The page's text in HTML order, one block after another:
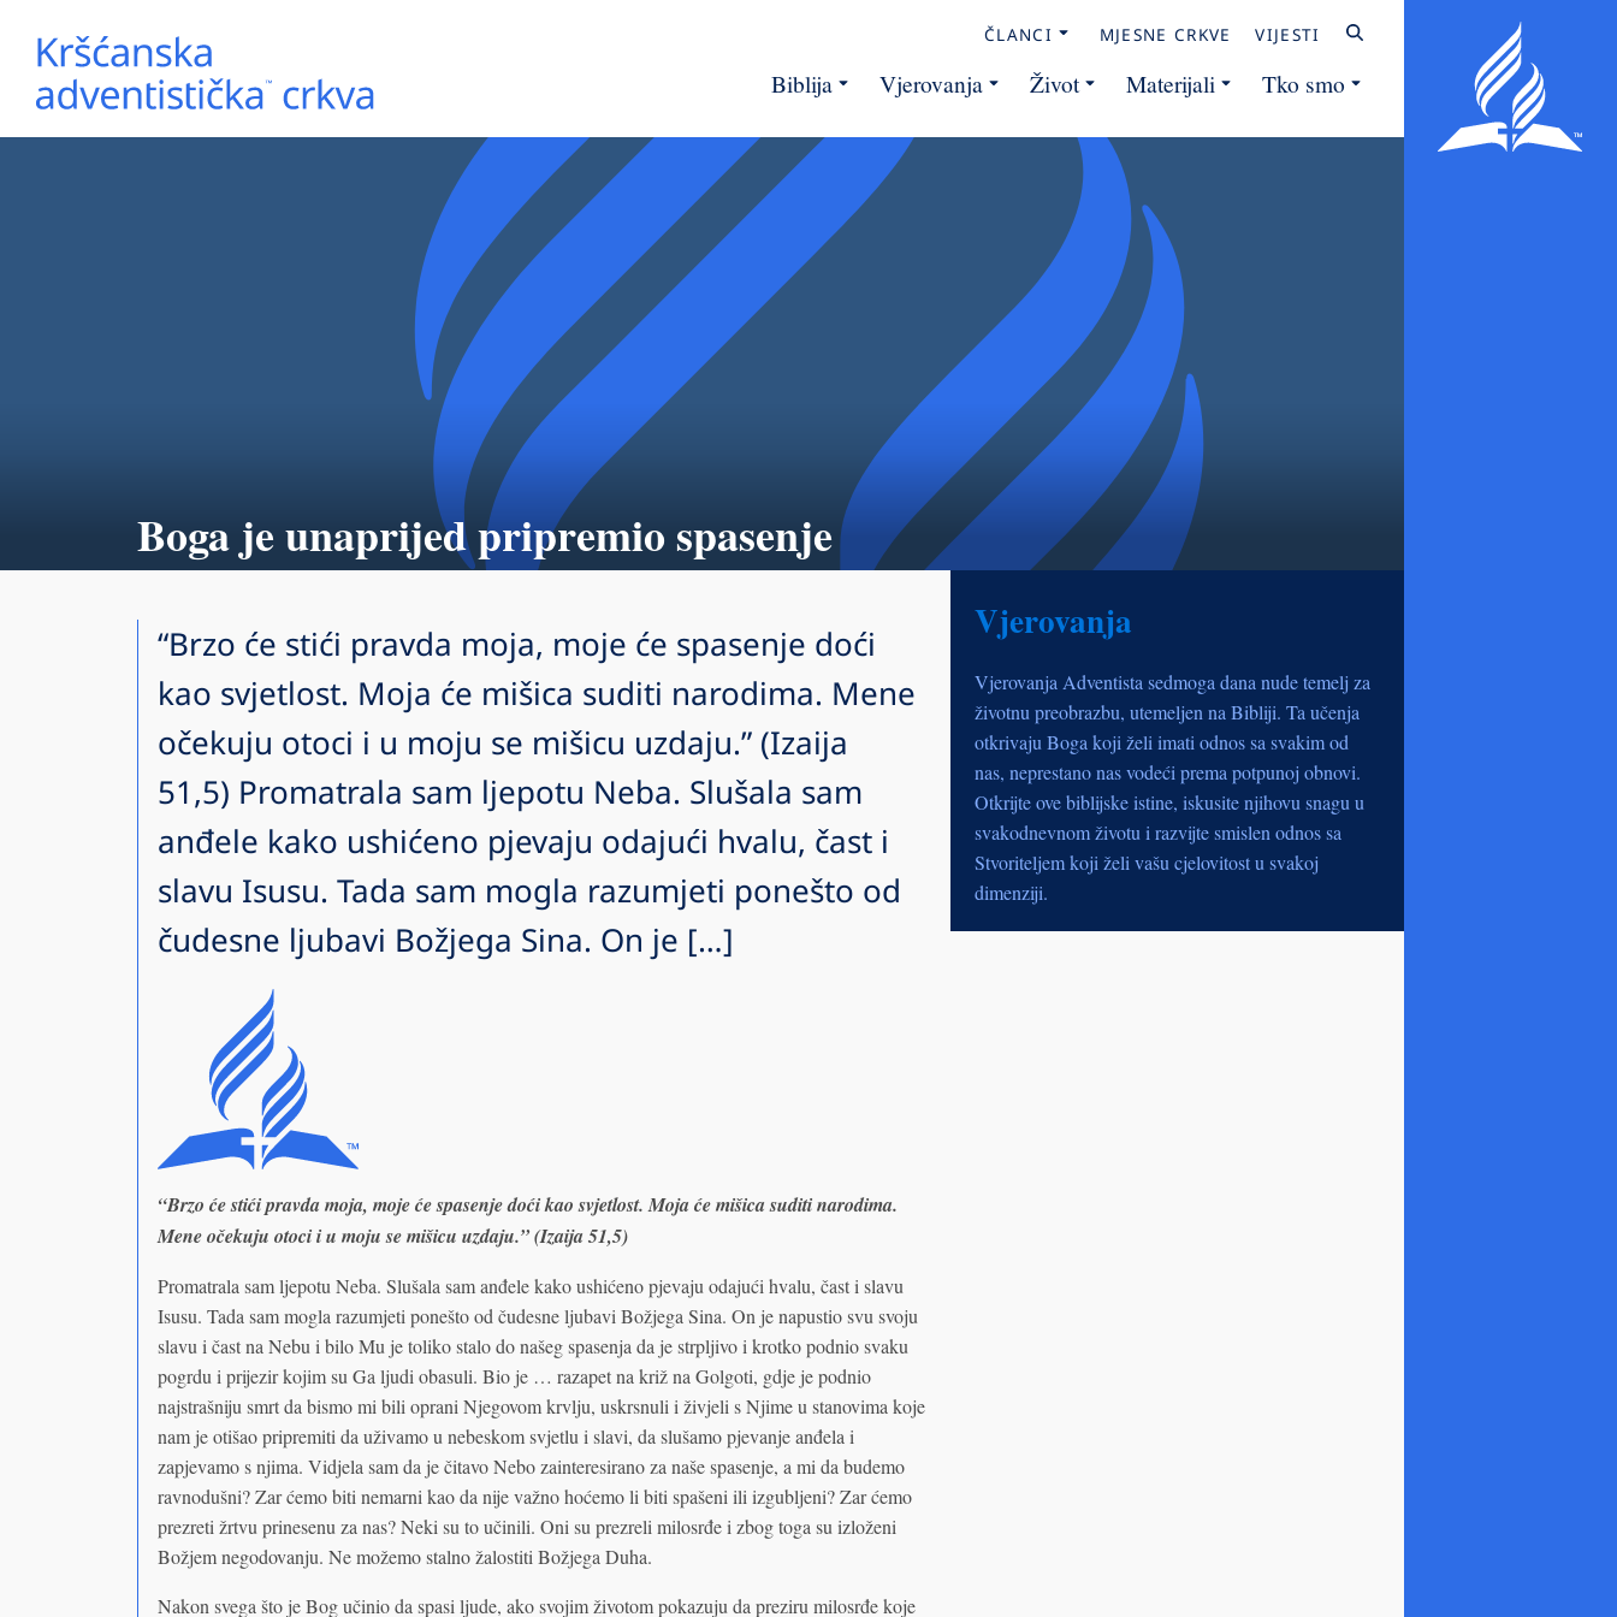
ČLANCI MJESNE CRKVE VIJESTI
Biblija Vjerovanja Život Materijali Tko smo
Boga je unaprijed pripremio spasenje
“Brzo će stići pravda moja, moje će spasenje doći
kao svjetlost. Moja će mišica suditi narodima. Mene
očekuju otoci i u moju se mišicu uzdaju.” (Izaija
51,5) Promatrala sam ljepotu Neba. Slušala sam
anđele kako ushićeno pjevaju odajući hvalu, čast i
slavu Isusu. Tada sam mogla razumjeti ponešto od
čudesne ljubavi Božjega Sina. On je […]
“Brzo će stići pravda moja, moje će spasenje doći kao svjetlost. Moja će mišica suditi narodima.
Mene očekuju otoci i u moju se mišicu uzdaju.” (Izaija 51,5)
Promatrala sam ljepotu Neba. Slušala sam anđele kako ushićeno pjevaju odajući hvalu, čast i slavu
Isusu. Tada sam mogla razumjeti ponešto od čudesne ljubavi Božjega Sina. On je napustio svu svoju
slavu i čast na Nebu i bilo Mu je toliko stalo do našeg spasenja da je strpljivo i krotko podnio svaku
pogrdu i prijezir kojim su Ga ljudi obasuli. Bio je … razapet na križ na Golgoti, gdje je podnio
najstrašniju smrt da bismo mi bili oprani Njegovom krvlju, uskrsnuli i živjeli s Njime u stanovima koje
nam je otišao pripremiti da uživamo u nebeskom svjetlu i slavi, da slušamo pjevanje anđela i
zapjevamo s njima. Vidjela sam da je čitavo Nebo zainteresirano za naše spasenje, a mi da budemo
ravnodušni? Zar ćemo biti nemarni kao da nije važno hoćemo li biti spašeni ili izgubljeni? Zar ćemo
prezreti žrtvu prinesenu za nas? Neki su to učinili. Oni su prezreli milosrđe i zbog toga su izloženi
Božjem negodovanju. Ne možemo stalno žalostiti Božjega Duha.
Nakon svega što je Bog učinio da spasi ljude, ako svojim životom pokazuju da preziru milosrđe koje
Vjerovanja
Vjerovanja Adventista sedmoga dana nude temelj za
životnu preobrazbu, utemeljen na Bibliji. Ta učenja
otkrivaju Boga koji želi imati odnos sa svakim od
nas, neprestano nas vodeći prema potpunoj obnovi.
Otkrijte ove biblijske istine, iskusite njihovu snagu u
svakodnevnom životu i razvijte smislen odnos sa
Stvoriteljem koji želi vašu cjelovitost u svakoj
dimenziji.